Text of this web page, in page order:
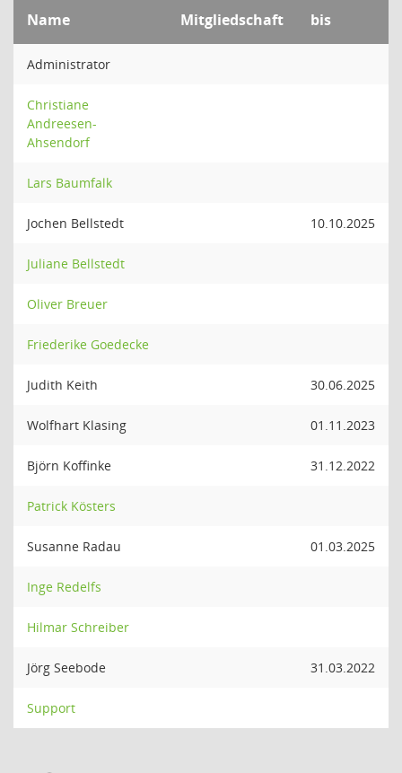
Name Mitgliedschaft bis
Administrator
Christiane
Andreesen-
Ahsendorf
Lars Baumfalk
Jochen Bellstedt 10.10.2025
Juliane Bellstedt
Oliver Breuer
Friederike Goedecke
Judith Keith 30.06.2025
Wolfhart Klasing 01.11.2023
Björn Koffinke 31.12.2022
Patrick Kösters
Susanne Radau 01.03.2025
Inge Redelfs
Hilmar Schreiber
Jörg Seebode 31.03.2022
Support